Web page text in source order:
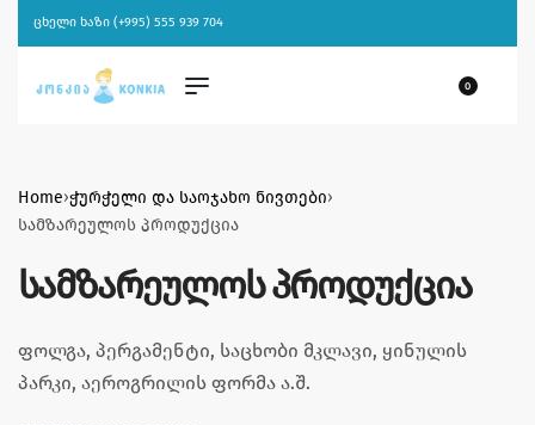
ცხელი ხაზი (+995) 555 939 704
0
Home›ჭურჭელი და საოჯახო ნივთები›
სამზარეულოს პროდუქცია
სამზარეულოს პროდუქცია
ფოლგა, პერგამენტი, საცხობი მკლავი, ყინულის
პარკი, აეროგრილის ფორმა ა.შ.